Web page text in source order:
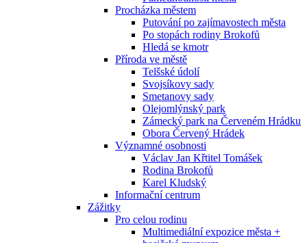
Procházka městem
Putování po zajímavostech města
Po stopách rodiny Brokofů
Hledá se kmotr
Příroda ve městě
Telšské údolí
Svojsíkovy sady
Smetanovy sady
Olejomlýnský park
Zámecký park na Červeném Hrádku
Obora Červený Hrádek
Významné osobnosti
Václav Jan Křtitel Tomášek
Rodina Brokofů
Karel Kludský
Informační centrum
Zážitky
Pro celou rodinu
Multimediální expozice města +